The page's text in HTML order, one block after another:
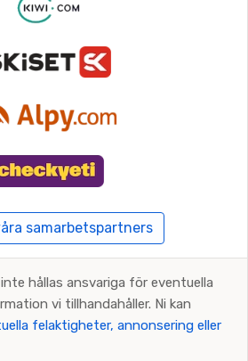
samarbetspartners
hållas ansvariga för eventuella
vi tillhandahåller. Ni kan
felaktigheter, annonsering eller